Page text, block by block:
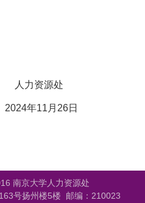
人力资源处
2024年11 月 26日
南京大学人力资源处
号扬州楼5楼 邮编：210023